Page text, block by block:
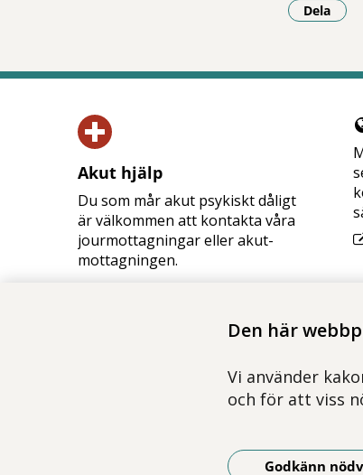
Den här
Vi använder
och för att viss
Godkänn
Dela
-
Akut hjälp
Du som mår akut psykiskt dåligt
är välkommen att kontakta våra
jourmottagningar eller akut­
mottagningen.